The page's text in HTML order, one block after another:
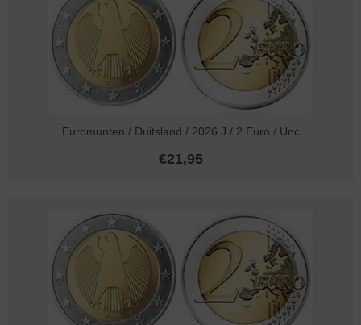
Euromunten / Duitsland / 2026 J / 2 Euro / Unc
€21,95